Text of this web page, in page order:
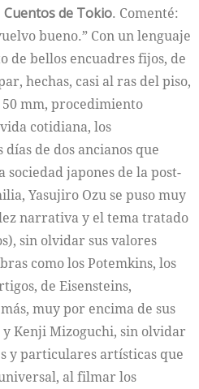
Cuentos de Tokio. Comenté:
bueno.” Con un lenguaje
de bellos encuadres fijos, de
hechas, casi al ras del piso,
mm, procedimiento
cotidiana, los
de dos ancianos que
sociedad japones de la post-
Yasujiro Ozu se puso muy
narrativa y el tema tratado
sin olvidar sus valores
como los Potemkins, los
de Eisensteins,
muy por encima de sus
Kenji Mizoguchi, sin olvidar
y particulares artísticas que
al filmar los